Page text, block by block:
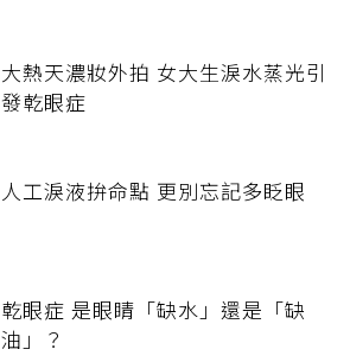
大熱天濃妝外拍 女大生淚水蒸光引
發乾眼症
人工淚液拚命點 更別忘記多眨眼
乾眼症 是眼睛「缺水」還是「缺
油」？